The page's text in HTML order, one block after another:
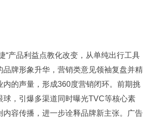
“产品利益点教化改变，从单纯出行工具
品牌形象升华，营销类意见领袖复盘并精
内的声量，形成360度营销闭环。前期挑
球，引爆多渠道同时曝光TVC等核心素
内容传播，进一步诠释品牌新主张。广告